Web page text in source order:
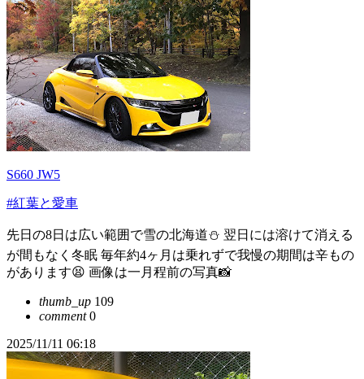
S660 JW5
#紅葉と愛車
先日の8日は広い範囲で雪の北海道⛄️ 翌日には溶けて消える
が間もなく冬眠 毎年約4ヶ月は乗れずで我慢の期間は辛もの
があります😫 画像は一月程前の写真📸
thumb_up 109
comment0
2025/11/11 06:18